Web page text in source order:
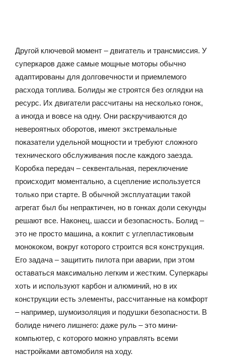
Другой ключевой момент – двигатель и трансмиссия. У
суперкаров даже самые мощные моторы обычно
адаптированы для долговечности и приемлемого
расхода топлива. Болиды же строятся без оглядки на
ресурс. Их двигатели рассчитаны на несколько гонок,
а иногда и вовсе на одну. Они раскручиваются до
невероятных оборотов, имеют экстремальные
показатели удельной мощности и требуют сложного
технического обслуживания после каждого заезда.
Коробка передач – секвентальная, переключение
происходит моментально, а сцепление используется
только при старте. В обычной эксплуатации такой
агрегат был бы непрактичен, но в гонках доли секунды
решают все. Наконец, шасси и безопасность. Болид –
это не просто машина, а кокпит с углепластиковым
монококом, вокруг которого строится вся конструкция.
Его задача – защитить пилота при аварии, при этом
оставаться максимально легким и жестким. Суперкары
хоть и используют карбон и алюминий, но в их
конструкции есть элементы, рассчитанные на комфорт
– например, шумоизоляция и подушки безопасности. В
болиде ничего лишнего: даже руль – это мини-
компьютер, с которого можно управлять всеми
настройками автомобиля на ходу.